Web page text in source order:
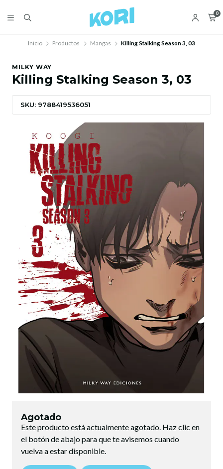
0
Inicio Productos Mangas Killing Stalking Season 3, 03
MILKY WAY
Killing Stalking Season 3, 03
SKU: 9788419536051
Agotado
Este producto está actualmente agotado. Haz clic en
el botón de abajo para que te avisemos cuando
vuelva a estar disponible.